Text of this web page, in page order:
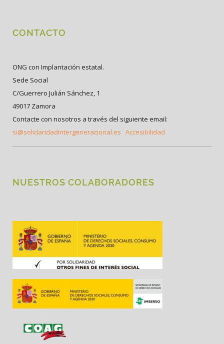
CONTACTO
ONG con Implantación estatal.
Sede Social
C/Guerrero Julián Sánchez, 1
49017 Zamora
Contacte con nosotros a través del siguiente email:
si@solidaridadintergeneracional.es Accesibilidad
NUESTROS COLABORADORES